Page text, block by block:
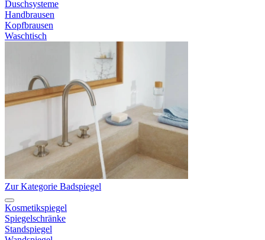
Duschsysteme
Handbrausen
Kopfbrausen
Waschtisch
Zur Kategorie Badspiegel
Kosmetikspiegel
Spiegelschränke
Standspiegel